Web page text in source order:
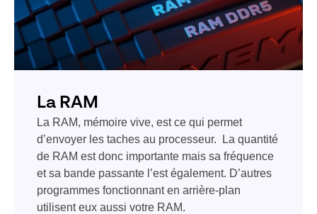
La RAM
La RAM, mémoire vive, est ce qui permet
d’envoyer les taches au processeur. La quantité
de RAM est donc importante mais sa fréquence
et sa bande passante l’est également. D’autres
programmes fonctionnant en arrière-plan
utilisent eux aussi votre RAM.